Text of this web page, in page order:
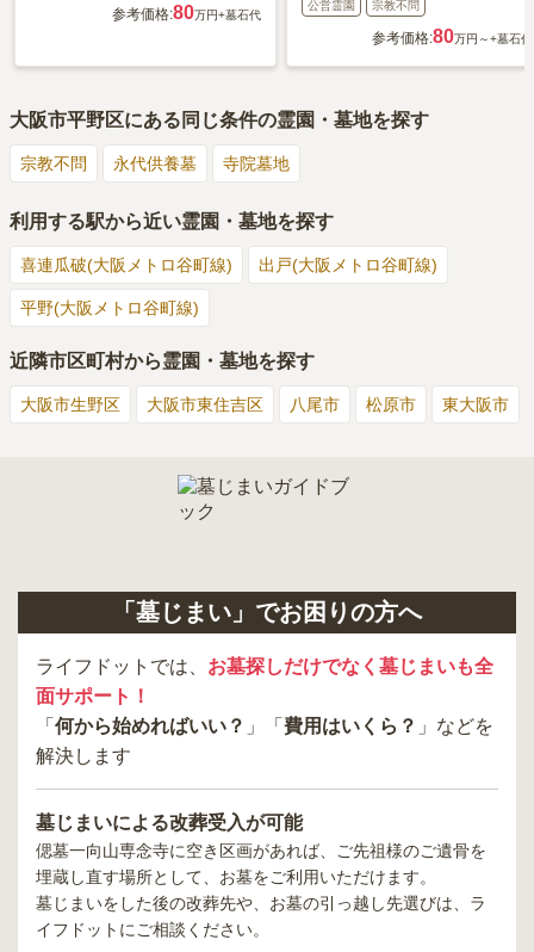
参考価格:80万円+墓石代
公営霊園
宗教不問
参考価格:80万円～+墓石代
大阪市平野区にある同じ条件の霊園・墓地を探す
宗教不問 永代供養墓 寺院墓地
利用する駅から近い霊園・墓地を探す
喜連瓜破(大阪メトロ谷町線) 出戸(大阪メトロ谷町線)
平野(大阪メトロ谷町線)
近隣市区町村から霊園・墓地を探す
大阪市生野区 大阪市東住吉区 八尾市 松原市 東大阪市
「墓じまい」でお困りの方へ
ライフドットでは、 お墓探しだけでなく墓じまいも全
面サポート！
「 何から始めればいい？ 」「 費用はいくら？ 」などを
解決します
墓じまいによる改葬受入が可能
偲墓一向山専念寺に空き区画があれば、ご先祖様のご遺骨を
埋蔵し直す場所として、お墓をご利用いただけます。
墓じまいをした後の改葬先や、お墓の引っ越し先選びは、ラ
イフドットにご相談ください。